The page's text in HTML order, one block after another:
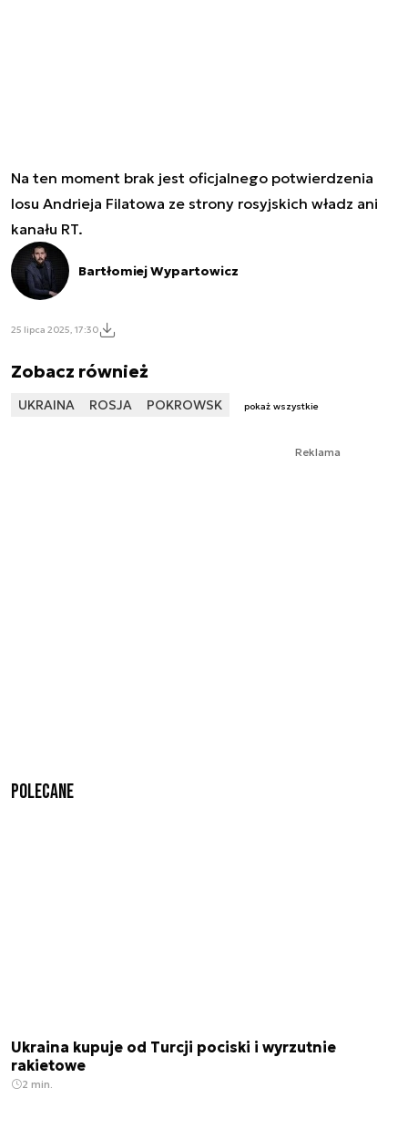
Na ten moment brak jest oficjalnego potwierdzenia
losu Andrieja Filatowa ze strony rosyjskich władz ani
kanału RT.
Bartłomiej Wypartowicz
25 lipca 2025, 17:30
Zobacz również
UKRAINA ROSJA POKROWSK pokaż wszystkie
Reklama
Polecane
Ukraina kupuje od Turcji pociski i wyrzutnie
rakietowe
2 min.